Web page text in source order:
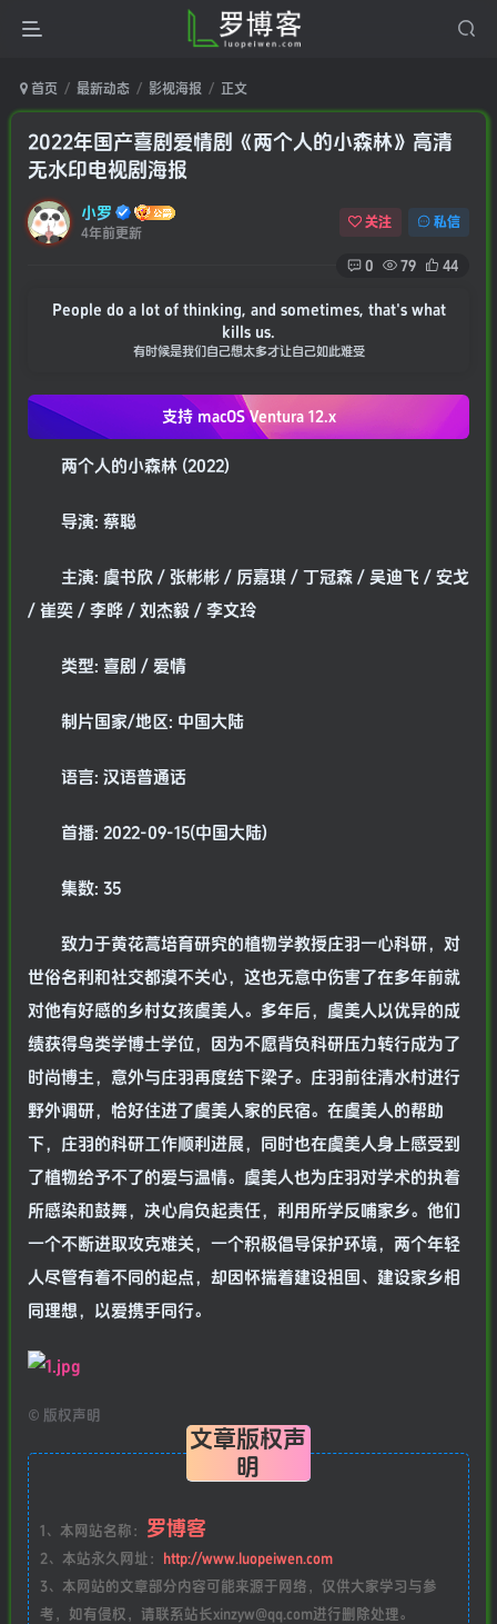
首页 最新动态 影视海报 正文
2022年国产喜剧爱情剧《两个人的小森林》高清
无水印电视剧海报
小罗
4年前更新
关注 私信
0 79 44
People do a lot of thinking, and sometimes, that's what
kills us.
有时候是我们自己想太多才让自己如此难受
支持 macOSVentura 12.x
两个人的小森林 (2022)
导演: 蔡聪
主演: 虞书欣 / 张彬彬 / 厉嘉琪 / 丁冠森 / 吴迪飞 / 安戈
/ 崔奕 / 李晔 / 刘杰毅 / 李文玲
类型: 喜剧 / 爱情
制片国家/地区: 中国大陆
语言: 汉语普通话
首播: 2022-09-15(中国大陆)
集数: 35
致力于黄花蒿培育研究的植物学教授庄羽一心科研，对
世俗名利和社交都漠不关心，这也无意中伤害了在多年前就
对他有好感的乡村女孩虞美人。多年后，虞美人以优异的成
绩获得鸟类学博士学位，因为不愿背负科研压力转行成为了
时尚博主，意外与庄羽再度结下梁子。庄羽前往清水村进行
野外调研，恰好住进了虞美人家的民宿。在虞美人的帮助
下，庄羽的科研工作顺利进展，同时也在虞美人身上感受到
了植物给予不了的爱与温情。虞美人也为庄羽对学术的执着
所感染和鼓舞，决心肩负起责任，利用所学反哺家乡。他们
一个不断进取攻克难关，一个积极倡导保护环境，两个年轻
人尽管有着不同的起点，却因怀揣着建设祖国、建设家乡相
同理想，以爱携手同行。
© 版权声明
文章版权声
明
1、本网站名称： 罗博客
2、本站永久网址：
http://www.luopeiwen.com
3、本网站的文章部分内容可能来源于网络，仅供大家学习与参
考，如有侵权，请联系站长xinzyw@qq.com进行删除处理。